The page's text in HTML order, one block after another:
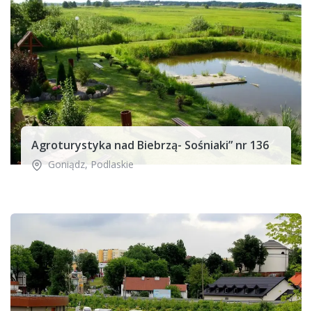
Agroturystyka nad Biebrzą- Sośniaki” nr 136
Goniądz,Podlaskie